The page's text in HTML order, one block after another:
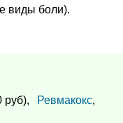
виды боли).
руб), Ревмакокс,